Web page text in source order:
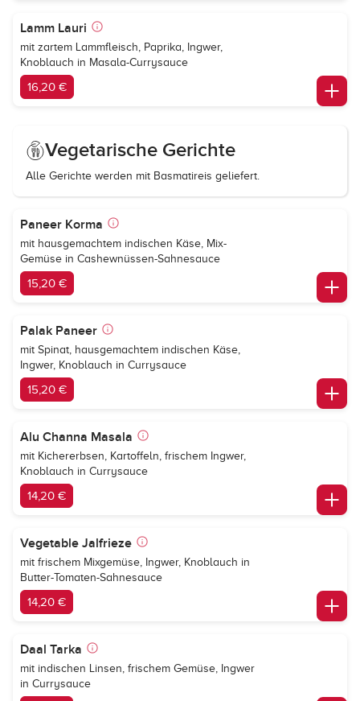
Lamm Lauri
mit zartem Lammfleisch, Paprika, Ingwer,
Knoblauch in Masala-Currysauce
16,20 €
Vegetarische Gerichte
Alle Gerichte werden mit Basmatireis geliefert.
Paneer Korma
mit hausgemachtem indischen Käse, Mix-
Gemüse in Cashewnüssen-Sahnesauce
15,20 €
Palak Paneer
mit Spinat, hausgemachtem indischen Käse,
Ingwer, Knoblauch in Currysauce
15,20 €
Alu Channa Masala
mit Kichererbsen, Kartoffeln, frischem Ingwer,
Knoblauch in Currysauce
14,20 €
Vegetable Jalfrieze
mit frischem Mixgemüse, Ingwer, Knoblauch in
Butter-Tomaten-Sahnesauce
14,20 €
Daal Tarka
mit indischen Linsen, frischem Gemüse, Ingwer
in Currysauce